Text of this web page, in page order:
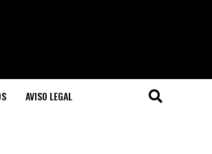
AVISO LEGAL